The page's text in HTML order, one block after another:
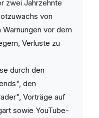
zwei Jahrzehnte
von
vor dem
Verluste zu
durch den
den
Vorträge auf
sowie YouTube-